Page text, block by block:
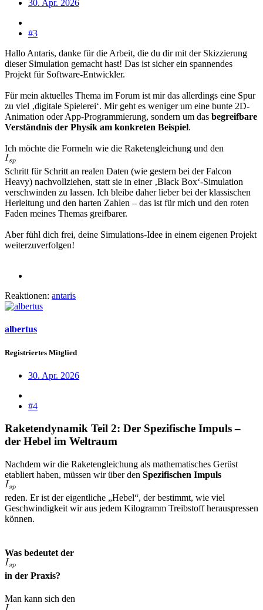
30. Apr. 2026
#3
Hallo Antaris, danke für die Arbeit, die du dir mit der Skizzierung
dieser Simulation gemacht hast! Das ist sicher ein spannendes
Projekt für Software-Entwickler.
Für mein aktuelles Thema im Forum ist mir das allerdings eine Spur
zu viel ‚digitale Spielerei‘. Mir geht es weniger um eine bunte 2D-
Animation oder App-Programmierung, sondern um das begreifbare
Verständnis der Physik am konkreten Beispiel.
Ich möchte die Formeln wie die Raketengleichung und den
Schritt für Schritt an realen Daten (wie gestern bei der Falcon
Heavy) nachvollziehen, statt sie in einer ‚Black Box‘-Simulation
verschwinden zu lassen. Ich bleibe daher lieber bei der klassischen
Herleitung und den harten Zahlen – das ist für mich und den roten
Faden meines Themas greifbarer.
Aber fühl dich frei, deine Simulations-Idee in einem eigenen Projekt
weiterzuverfolgen!
Reaktionen: antaris
albertus
Registriertes Mitglied
30. Apr. 2026
#4
Raketendynamik Teil 2: Der Spezifische Impuls –
der Hebel im Weltraum
Nachdem wir die Raketengleichung als mathematisches Gerüst
etabliert haben, müssen wir über den Spezifischen Impuls
reden. Er ist der eigentliche „Hebel“, der bestimmt, wie viel
Geschwindigkeit wir aus jedem Kilogramm Treibstoff herauspressen
können.
Was bedeutet der
in der Praxis?
Man kann sich den